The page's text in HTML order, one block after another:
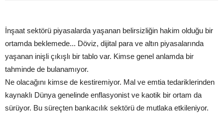
İnşaat sektörü piyasalarda yaşanan belirsizliğin hakim olduğu bir
ortamda beklemede... Döviz, dijital para ve altın piyasalarında
yaşanan inişli çıkışlı bir tablo var. Kimse genel anlamda bir
tahminde de bulanamıyor.
Ne olacağını kimse de kestiremiyor. Mal ve emtia tedariklerinden
kaynaklı Dünya genelinde enflasyonist ve kaotik bir ortam da
sürüyor. Bu süreçten bankacılık sektörü de mutlaka etkileniyor.